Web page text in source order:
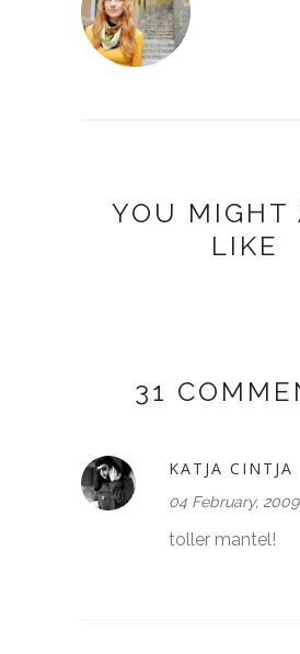
YOU MIGHT
LIKE
31
KATJA CINTJA
04 February, 2009
toller mantel!